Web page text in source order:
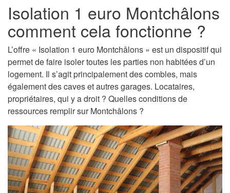
Isolation 1 euro Montchâlons
comment cela fonctionne ?
L’offre « Isolation 1 euro Montchâlons » est un dispositif qui
permet de faire isoler toutes les parties non habitées d’un
logement. Il s’agit principalement des combles, mais
également des caves et autres garages. Locataires,
propriétaires, qui y a droit ? Quelles conditions de
ressources remplir sur Montchâlons ?